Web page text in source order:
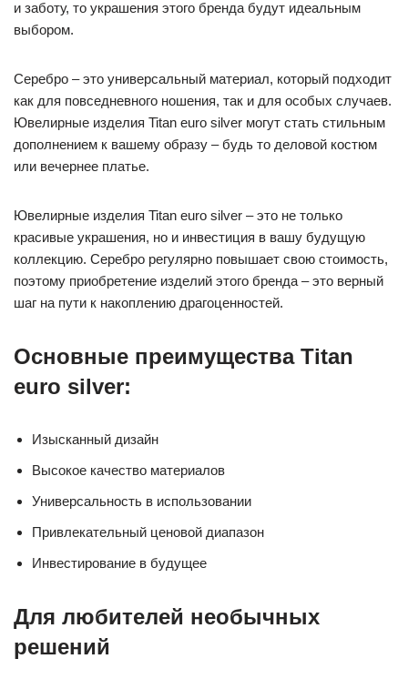
и заботу, то украшения этого бренда будут идеальным
выбором.
Серебро – это универсальный материал, который подходит
как для повседневного ношения, так и для особых случаев.
Ювелирные изделия Titan euro silver могут стать стильным
дополнением к вашему образу – будь то деловой костюм
или вечернее платье.
Ювелирные изделия Titan euro silver – это не только
красивые украшения, но и инвестиция в вашу будущую
коллекцию. Серебро регулярно повышает свою стоимость,
поэтому приобретение изделий этого бренда – это верный
шаг на пути к накоплению драгоценностей.
Основные преимущества Titan
euro silver:
Изысканный дизайн
Высокое качество материалов
Универсальность в использовании
Привлекательный ценовой диапазон
Инвестирование в будущее
Для любителей необычных
решений